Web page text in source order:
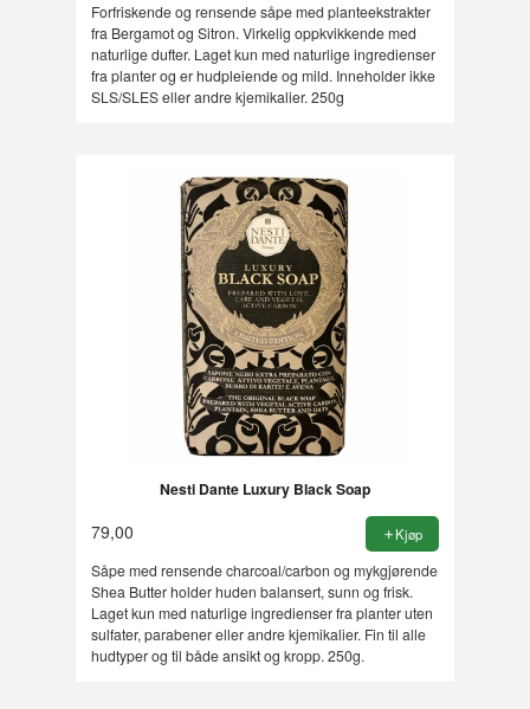
Forfriskende og rensende såpe med planteekstrakter
fra Bergamot og Sitron. Virkelig oppkvikkende med
naturlige dufter. Laget kun med naturlige ingredienser
fra planter og er hudpleiende og mild. Inneholder ikke
SLS/SLES eller andre kjemikalier. 250g
Nesti Dante Luxury Black Soap
79,00 Kjøp
Såpe med rensende charcoal/carbon og mykgjørende
Shea Butter holder huden balansert, sunn og frisk.
Laget kun med naturlige ingredienser fra planter uten
sulfater, parabener eller andre kjemikalier. Fin til alle
hudtyper og til både ansikt og kropp. 250g.